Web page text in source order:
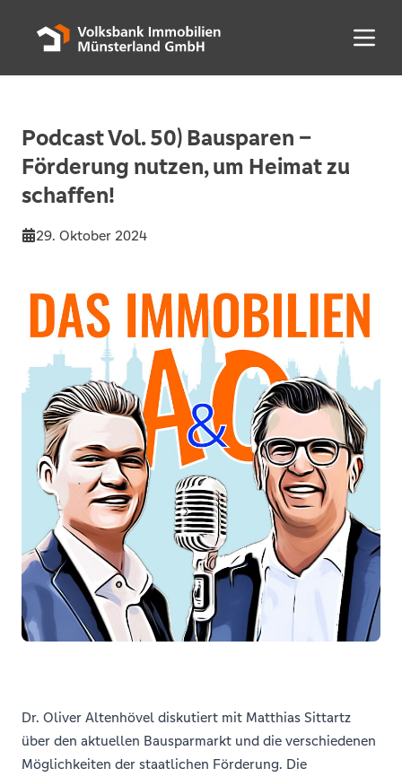
Menü
Podcast Vol. 50) Bausparen –
Förderung nutzen, um Heimat zu
schaffen!
29. Oktober 2024
Dr. Oliver Altenhövel diskutiert mit Matthias Sittartz
über den aktuellen Bausparmarkt und die verschiedenen
Möglichkeiten der staatlichen Förderung. Die